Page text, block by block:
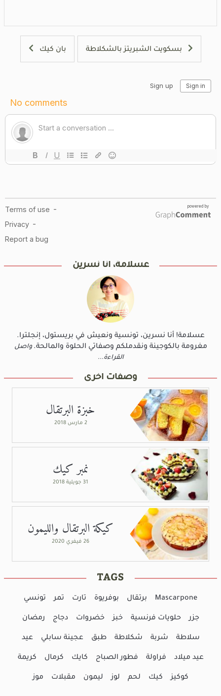
بسكويت الشبريتز بالشكلاطة بان كيك
عسلامة، أنا نسرين
عسلامة! أنا نسرين، تونسية ونعيش في بريستول، إنجلترا.
مغرومة بالكوجينة ونقدملكم وصفاتي الحلوة والمالحة. واصل
القراءة...
وصفات أخرى
خبزة البرتقال
2 مارس 2018
نمبر كيك
31 جويلية 2018
كيكة البرتقال والليمون
26 فيفري 2020
TAGS
Mascarpone برتقال بوفريوة تارت تمر تونسي
جزر حلويات فرنسية خبز خضروات دجاج رمضان
سلاطة شربة شكلاطة طبق عجينة سابلي عيد
عيد ميلاد فراولة فطور الصباح كايك كرمال كريمة
كوكيز كيك لحم لوز ليمون مقبلات موز